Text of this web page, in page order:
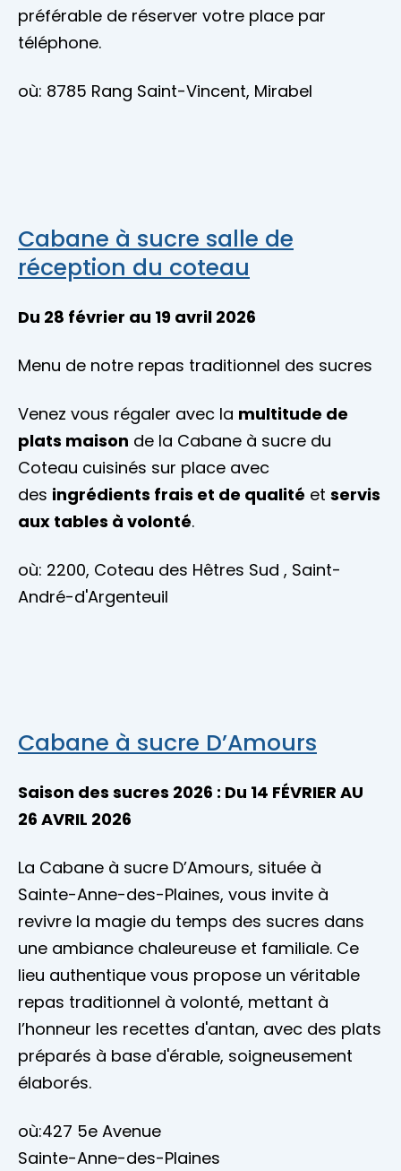
préférable de réserver votre place par
téléphone.
où: 8785 Rang Saint-Vincent, Mirabel
Cabane à sucre salle de
réception du coteau
Du 28 février au 19 avril 2026
Menu de notre repas traditionnel des sucres
Venez vous régaler avec la multitude de
plats maison de la Cabane à sucre du
Coteau cuisinés sur place avec
des ingrédients frais et de qualité et servis
aux tables à volonté.
où: 2200, Coteau des Hêtres Sud , Saint-
André-d'Argenteuil
Cabane à sucre D’Amours
Saison des sucres 2026 : Du 14 FÉVRIER AU
26 AVRIL 2026
La Cabane à sucre D’Amours, située à
Sainte-Anne-des-Plaines, vous invite à
revivre la magie du temps des sucres dans
une ambiance chaleureuse et familiale. Ce
lieu authentique vous propose un véritable
repas traditionnel à volonté, mettant à
l’honneur les recettes d'antan, avec des plats
préparés à base d'érable, soigneusement
élaborés.
où:427 5e Avenue
Sainte-Anne-des-Plaines